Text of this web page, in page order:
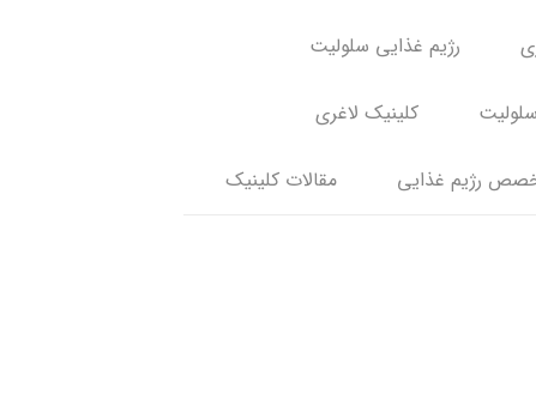
رژیم غذایی سلولیت
کلینیک لاغری
رژیم غذایی مقالات کلینیک